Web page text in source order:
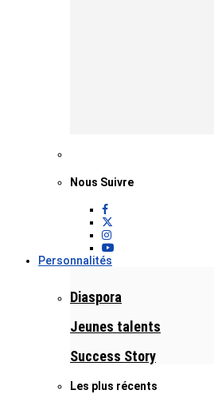
Nous Suivre
Personnalités
Diaspora
Jeunes talents
Success Story
Les plus récents